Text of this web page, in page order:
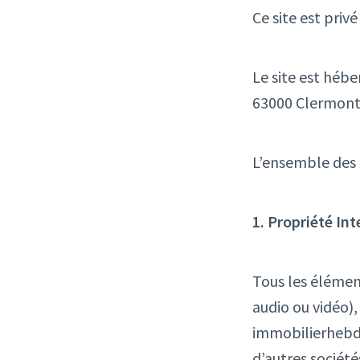
Ce site est
Le site est
63000
L’ensemble
1. Propriété
Tous les
audio ou